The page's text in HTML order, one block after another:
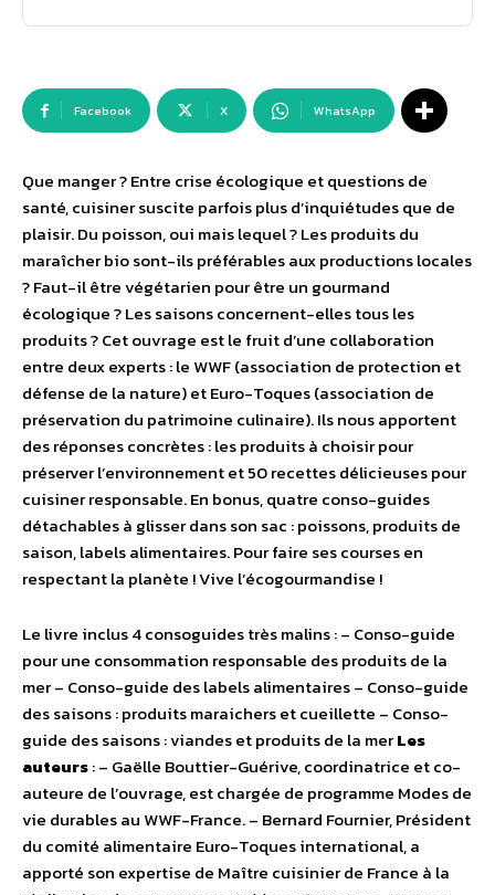
Facebook X WhatsApp
Que manger ? Entre crise écologique et questions de
santé, cuisiner suscite parfois plus d’inquiétudes que de
plaisir. Du poisson, oui mais lequel ? Les produits du
maraîcher bio sont-ils préférables aux productions locales
? Faut-il être végétarien pour être un gourmand
écologique ? Les saisons concernent-elles tous les
produits ? Cet ouvrage est le fruit d’une collaboration
entre deux experts : le WWF (association de protection et
défense de la nature) et Euro-Toques (association de
préservation du patrimoine culinaire). Ils nous apportent
des réponses concrètes : les produits à choisir pour
préserver l’environnement et 50 recettes délicieuses pour
cuisiner responsable. En bonus, quatre conso-guides
détachables à glisser dans son sac : poissons, produits de
saison, labels alimentaires. Pour faire ses courses en
respectant la planète ! Vive l’écogourmandise !
Le livre inclus 4 consoguides très malins : – Conso-guide
pour une consommation responsable des produits de la
mer – Conso-guide des labels alimentaires – Conso-guide
des saisons : produits maraichers et cueillette – Conso-
guide des saisons : viandes et produits de la merLes
auteurs: – Gaëlle Bouttier-Guérive, coordinatrice et co-
auteure de l’ouvrage, est chargée de programme Modes de
vie durables au WWF-France. – Bernard Fournier, Président
du comité alimentaire Euro-Toques international, a
apporté son expertise de Maître cuisinier de France à la